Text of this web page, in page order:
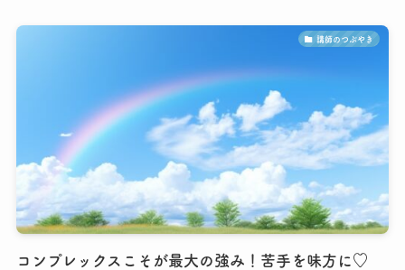
講師のつぶやき
コンプレックスこそが最大の強み！苦手を味方に♡